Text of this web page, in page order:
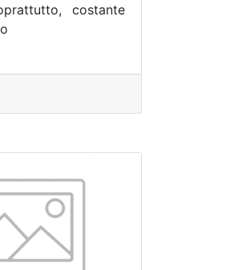
costante